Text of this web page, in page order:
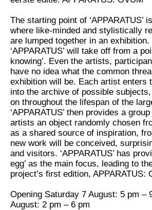
The starting point of ‘APPARATUS’
where like-minded and stylistically
are lumped together in an
‘APPARATUS’ will take off from a
knowing’. Even the artists,
have no idea what the common
exhibition will be. Each artist enters
into the archive of possible
on throughout the lifespan of the
‘APPARATUS’ then provides a
artists an object randomly chosen
as a shared source of inspiration,
new work will be conceived,
and visitors. ‘APPARATUS’ has
egg’ as the main focus, leading to
project’s first edition, APPARATUS:
Opening Saturday 7 August: 5 pm –
August: 2 pm – 6 pm